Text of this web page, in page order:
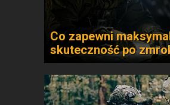
Co zapewni
skuteczność po